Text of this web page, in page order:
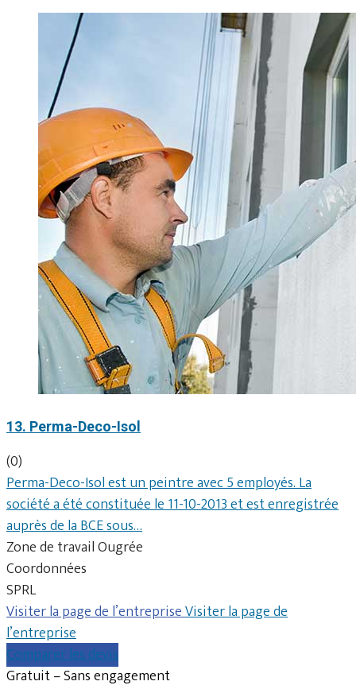
13. Perma-Deco-Isol
(0)
Perma-Deco-Isol est un peintre avec 5 employés. La
société a été constituée le 11-10-2013 et est enregistrée
auprès de la BCE sous…
Zone de travail Ougrée
Coordonnées
SPRL
Visiter la page de l’entrepriseVisiter la page de
l’entreprise
Comparer les devis
Gratuit – Sans engagement